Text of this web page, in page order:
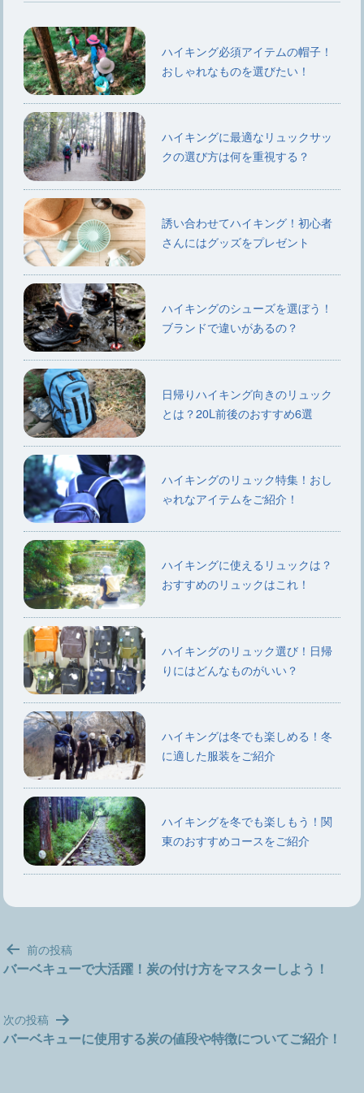
ハイキング必須アイテムの帽子！
おしゃれなものを選びたい！
ハイキングに最適なリュックサッ
クの選び方は何を重視する？
誘い合わせてハイキング！初心者
さんにはグッズをプレゼント
ハイキングのシューズを選ぼう！
ブランドで違いがあるの？
日帰りハイキング向きのリュック
とは？20L前後のおすすめ6選
ハイキングのリュック特集！おし
ゃれなアイテムをご紹介！
ハイキングに使えるリュックは？
おすすめのリュックはこれ！
ハイキングのリュック選び！日帰
りにはどんなものがいい？
ハイキングは冬でも楽しめる！冬
に適した服装をご紹介
ハイキングを冬でも楽しもう！関
東のおすすめコースをご紹介
投
稿
ゲ
ー
前の投稿
バーベキューで大活躍！炭の付け方をマスターしよう！
次の投稿
バーベキューに使用する炭の値段や特徴についてご紹介！